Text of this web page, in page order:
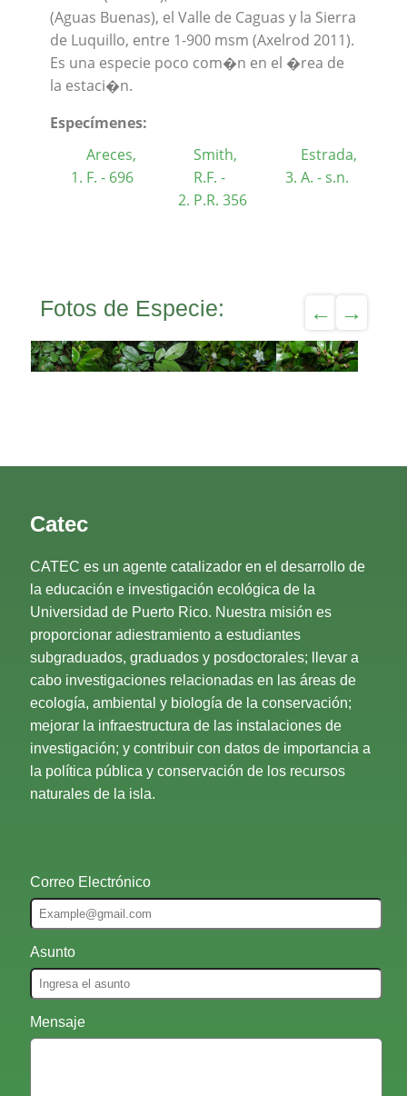
(Aguas Buenas), el Valle de Caguas y la Sierra
de Luquillo, entre 1-900 msm (Axelrod 2011).
Es una especie poco com�n en el �rea de
la estaci�n.
Especímenes:
Areces,
F. - 696
Smith,
R.F. -
P.R. 356
Estrada,
A. - s.n.
Fotos de Especie:
Catec
CATEC es un agente catalizador en el desarrollo de
la educación e investigación ecológica de la
Universidad de Puerto Rico. Nuestra misión es
proporcionar adiestramiento a estudiantes
subgraduados, graduados y posdoctorales; llevar a
cabo investigaciones relacionadas en las áreas de
ecología, ambiental y biología de la conservación;
mejorar la infraestructura de las instalaciones de
investigación; y contribuir con datos de importancia a
la política pública y conservación de los recursos
naturales de la isla.
Correo Electrónico
Asunto
Mensaje